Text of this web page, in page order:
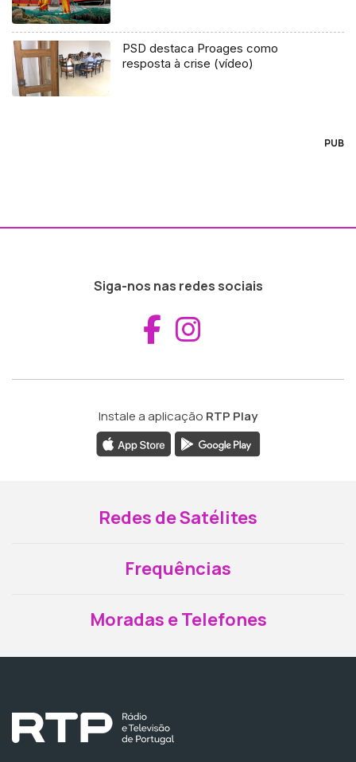
PSD destaca Proages como
resposta à crise (vídeo)
PUB
Siga-nos nas redes sociais
Aceder ao
Instale a aplicação RTP Play
Redes de Satélites
Frequências
Moradas e Telefones